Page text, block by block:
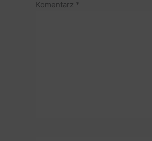
Komentarz *